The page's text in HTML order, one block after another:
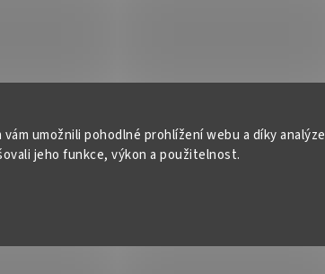
umožnili pohodlné prohlížení webu a díky analýze
jeho funkce, výkon a použitelnost.